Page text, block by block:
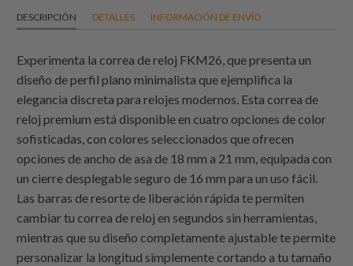
DESCRIPCIÓN DETALLES INFORMACIÓN DE ENVÍO
Experimenta la correa de reloj FKM26, que presenta un
diseño de perfil plano minimalista que ejemplifica la
elegancia discreta para relojes modernos. Esta correa de
reloj premium está disponible en cuatro opciones de color
sofisticadas, con colores seleccionados que ofrecen
opciones de ancho de asa de 18 mm a 21 mm, equipada con
un cierre desplegable seguro de 16 mm para un uso fácil.
Las barras de resorte de liberación rápida te permiten
cambiar tu correa de reloj en segundos sin herramientas,
mientras que su diseño completamente ajustable te permite
personalizar la longitud simplemente cortando a tu tamaño